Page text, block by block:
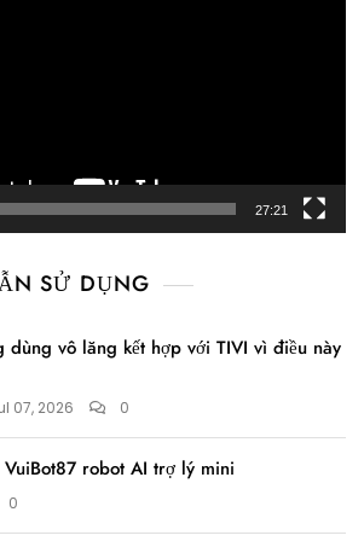
27:21
SỬ DỤNG
dùng vô lăng kết hợp với TIVI vì điều này
07, 2026 0
robot AI trợ lý mini
0